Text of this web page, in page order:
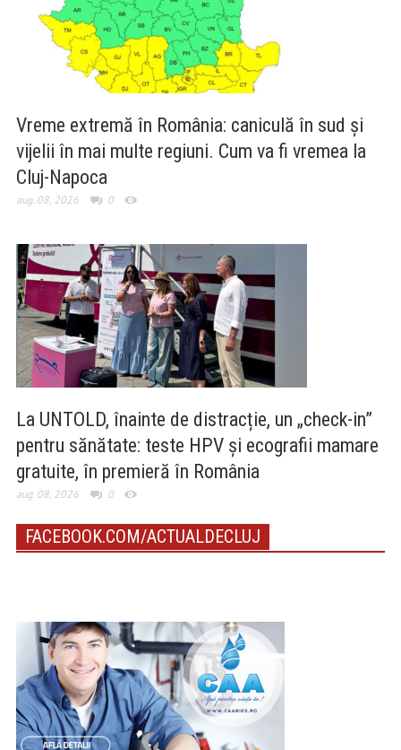
Vreme extremă în România: caniculă în sud și
vijelii în mai multe regiuni. Cum va fi vremea la
Cluj-Napoca
aug. 08, 2026 0
La UNTOLD, înainte de distracție, un „check-in”
pentru sănătate: teste HPV și ecografii mamare
gratuite, în premieră în România
aug. 08, 2026 0
FACEBOOK.COM/ACTUALDECLUJ